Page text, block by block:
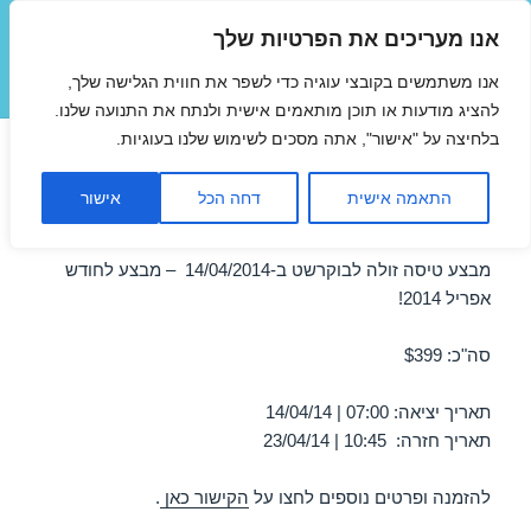
אנו מעריכים את הפרטיות שלך
אנו משתמשים בקובצי עוגיה כדי לשפר את חווית הגלישה שלך,
להציג מודעות או תוכן מותאמים אישית ולנתח את התנועה שלנו.
בלחיצה על "אישור", אתה מסכים לשימוש שלנו בעוגיות.
התאמה אישית דחה הכל אישור
תפריטים
ווידג'טים
טיסה לבוקרשט באפריל
14/04/2014
מבצע טיסה זולה לבוקרשט ב-14/04/2014 – מבצע לחודש
אפריל 2014!
סה"כ: $399
תאריך יציאה: 07:00 | 14/04/14
תאריך חזרה: 10:45 | 23/04/14
להזמנה ופרטים נוספים לחצו על הקישור כאן .